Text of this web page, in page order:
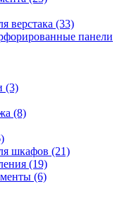
верстака (33)
панели
(3)
(8)
шкафов (21)
(19)
(6)